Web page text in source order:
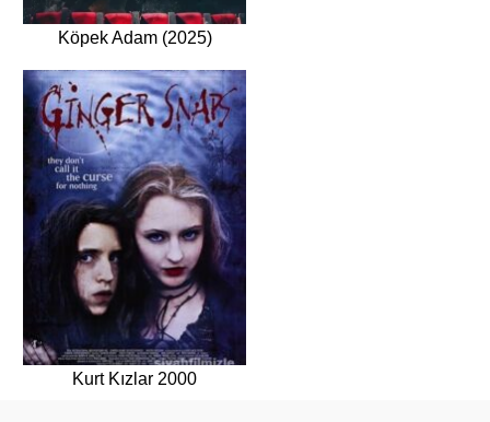
Köpek Adam (2025)
Kurt Kızlar 2000